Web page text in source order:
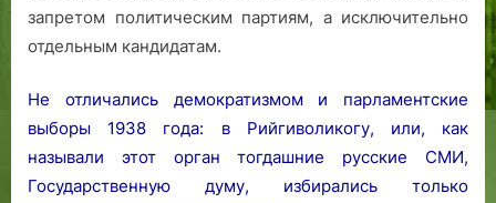
запретом политическим партиям, а исключительно
отдельным кандидатам.
Не отличались демократизмом и парламентские
выборы 1938 года: в Рийгиволикогу, или, как
называли этот орган тогдашние русские СМИ,
Государственную думу, избирались только